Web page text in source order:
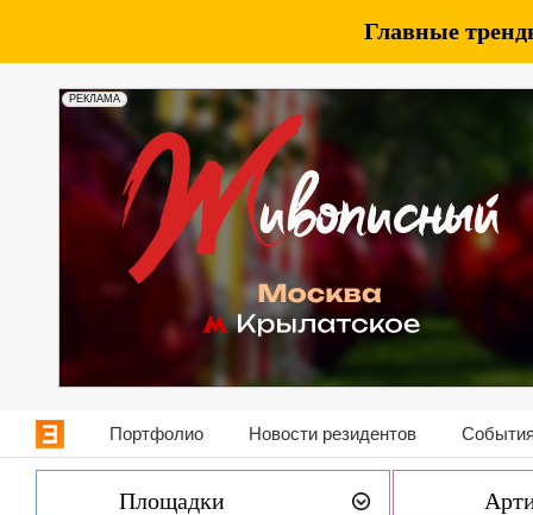
РЕКЛАМА
Главные
Портфолио Новости резидентов
Площадки